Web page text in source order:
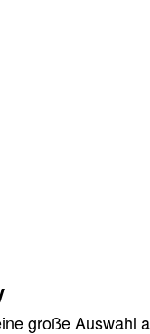
große Auswahl